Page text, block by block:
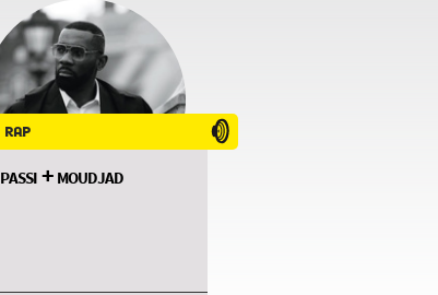
rap
passi + moudjad